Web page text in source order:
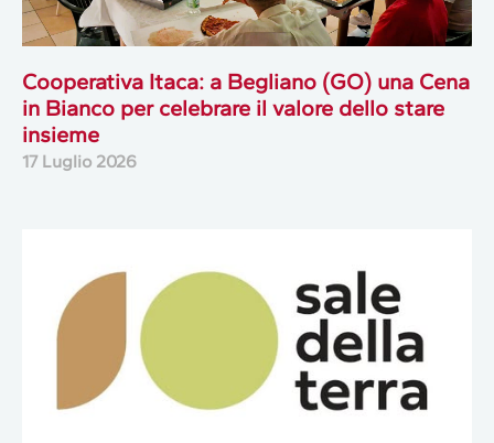
Cooperativa Itaca: a Begliano (GO) una Cena
in Bianco per celebrare il valore dello stare
insieme
17 Luglio 2026